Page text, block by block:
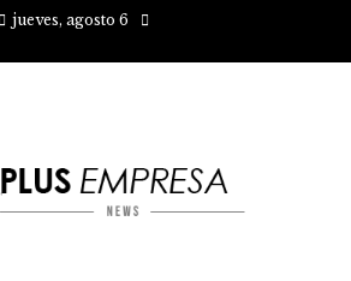
jueves, agosto 6